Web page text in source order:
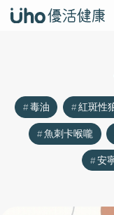
毒油 紅斑性
魚刺卡喉嚨
安